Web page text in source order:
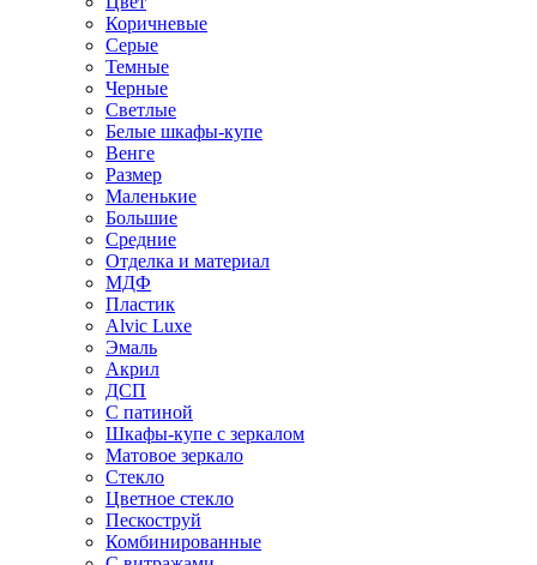
Коричневые
Серые
Темные
Черные
Светлые
Белые шкафы-купе
Венге
Размер
Маленькие
Большие
Средние
Отделка и материал
МДФ
Пластик
Alvic Luxe
Эмаль
Акрил
ДСП
С патиной
Шкафы-купе с зеркалом
Матовое зеркало
Стекло
Цветное стекло
Пескоструй
Комбинированные